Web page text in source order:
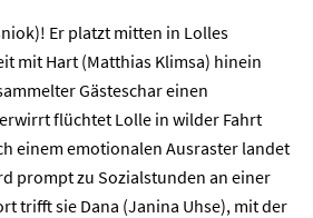
Er platzt mitten in Lolles
mit Hart (Matthias Klimsa) hinein
Gästeschar einen
flüchtet Lolle in wilder Fahrt
einem emotionalen Ausraster landet
prompt zu Sozialstunden an einer
trifft sie Dana (Janina Uhse), mit der